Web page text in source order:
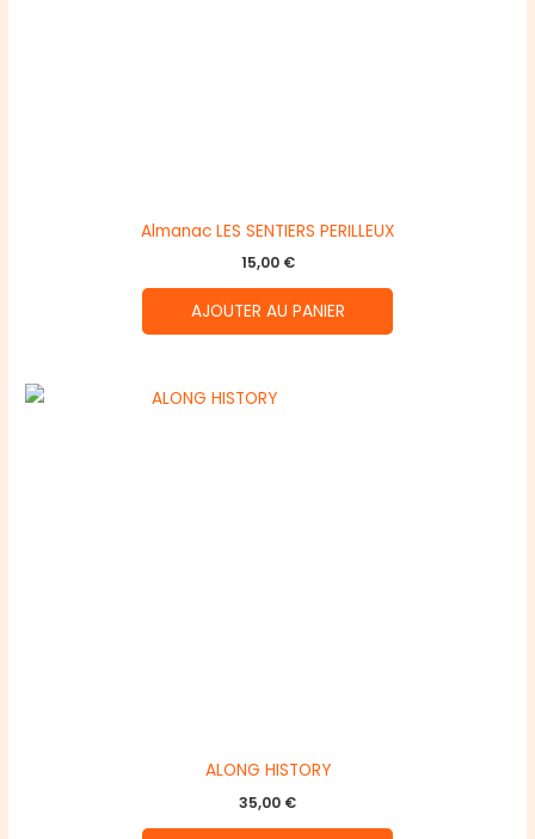
Almanac LES SENTIERS PERILLEUX
15,00 €
AJOUTER AU PANIER
ALONG HISTORY
35,00 €